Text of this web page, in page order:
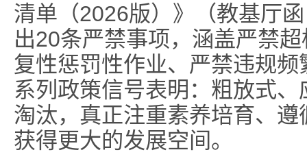
清单（2026版）》（教基厅
出20条严禁事项，涵盖严禁
复性惩罚性作业、严禁违规
系列政策信号表明：粗放式
淘汰，真正注重素养培育、
获得更大的发展空间。